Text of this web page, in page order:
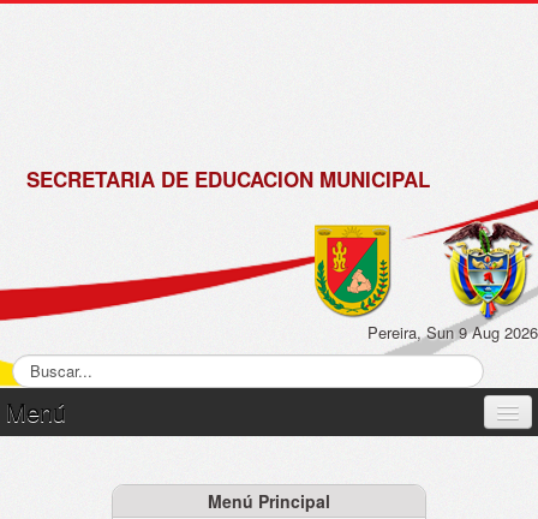
SECRETARIA DE EDUCACION MUNICIPAL
Pereira, Sun 9 Aug 2026
Menú
Menú Principal
de